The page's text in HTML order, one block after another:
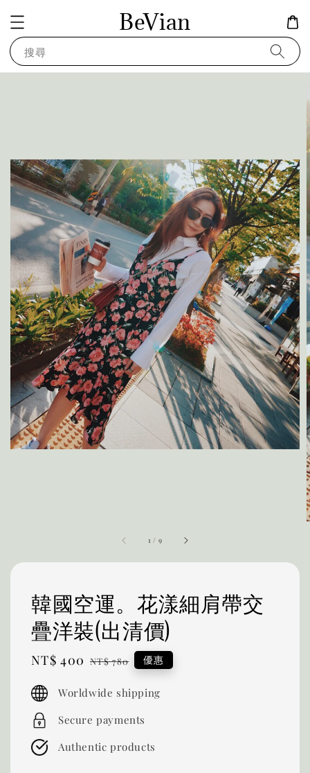
BeVian
搜尋
1 / 9
韓國空運。花漾細肩帶交
疊洋裝(出清價)
Sale
NT$ 400 Regular
NT$ 780 優惠
Worldwide shipping
Secure payments
Authentic products